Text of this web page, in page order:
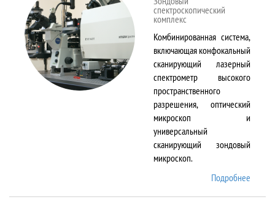
спектроскопический
комплекс
Комбинированная система,
включающая конфокальный
сканирующий лазерный
спектрометр высокого
пространственного
разрешения, оптический
микроскоп и
универсальный
сканирующий зондовый
микроскоп.
Подробнее